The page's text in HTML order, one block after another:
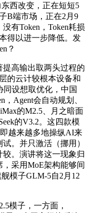
西改变，正在短短5
B端市场，正在2月9
有Token，Token耗损
得以进一步降低。发
？
高输出取两头过程的
的云计较根本设备和
设想取优化，中国
Agent会自动规划、
的M2.5、月之暗面
的V3.2。这四款模
越来越多地操纵AI来
。并只激活（挪用）
。演讲将这一现象归
采用MoE架构能够间
模子GLM-5自2月12
模子，一方面，